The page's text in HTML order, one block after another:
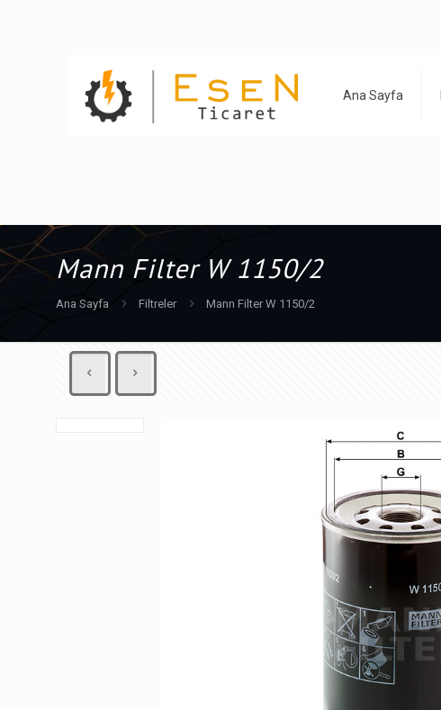
Ana Sayfa
Mann Filter W 1150/2
Ana Sayfa Filtreler Mann Filter W 1150/2